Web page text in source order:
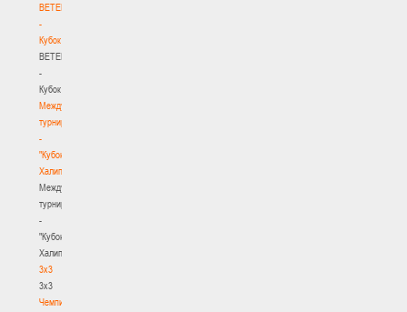
BETERA
-
Кубок
BETERA
-
Кубок
Международный
турнир
-
"Кубок
Халипского"
Международный
турнир
-
"Кубок
Халипского"
3x3
3x3
Чемпионат